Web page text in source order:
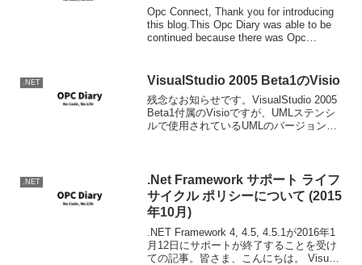
Opc Connect, Thank you for introducing
this blog.This Opc Diary was able to be
continued because there was Opc
.NET VisualStudio 2005 Beta1のVisio
残念なお知らせです。VisualStudio 2005
Beta1付属のVisioですが、UMLステンシ
ルで使用されているUMLのバージョンが
.NET
.Net Framework サポート ライフ
サイクル ポリシーについて (2015
年10月)
.NET Framework 4, 4.5, 4.5.1が2016年1
月12日にサポートが終了することを受け
ての記事。皆さま、こんにちは。 Visual